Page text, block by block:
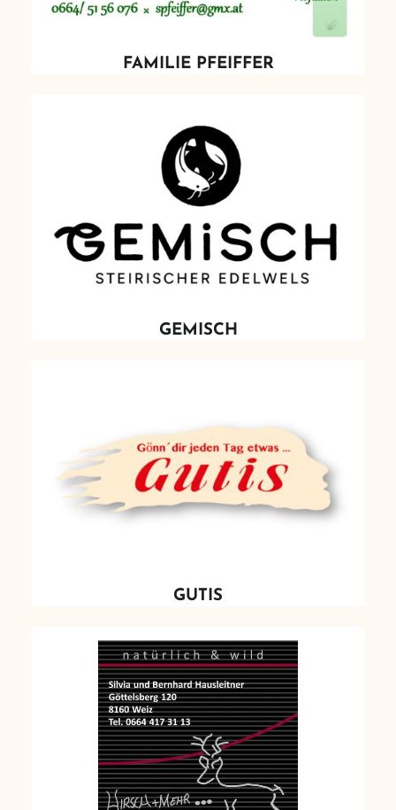
FAMILIE PFEIFFER
GEMISCH
GUTIS